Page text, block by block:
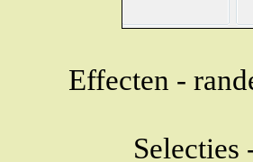
Effecten -
Selecties